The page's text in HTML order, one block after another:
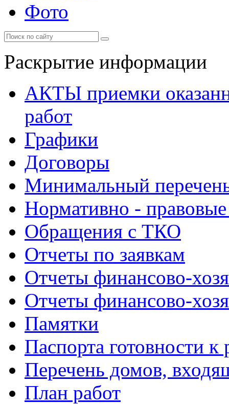
Фото
Раскрытие информации
АКТЫ приемки
работ
Графики
Договоры
Минимальный
Нормативно -
Обращения с ТКО
Отчеты по заявкам
Отчеты финансово-
Отчеты финансово-
Памятки
Паспорта готовности
Перечень домов,
План работ